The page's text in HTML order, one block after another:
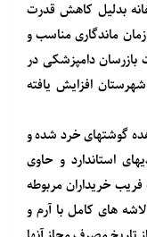
بدلیل کاهش قدرت
ماندگاری مناسب و
دامپزشکی در
افزایش یافته
گوشتهای خرد شده و
استاندارد و حاوی
خریداران مربوطه
های کامل با آرم و